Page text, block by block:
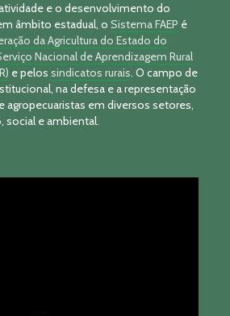
e o desenvolvimento do
âmbito estadual, o Sistema FAEP é
da Agricultura do Estado do
Nacional de Aprendizagem Rural
e pelos sindicatos rurais. O campo de
na defesa e a representação
agropecuaristas em diversos setores,
e ambiental.